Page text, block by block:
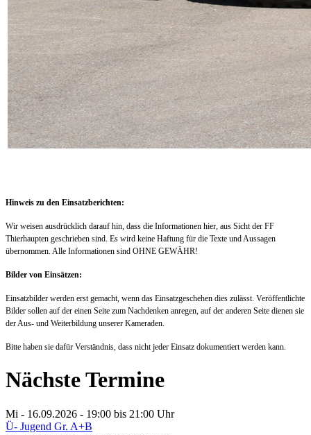
Hinweis zu den Einsatzberichten:
Wir weisen ausdrücklich darauf hin, dass die Informationen hier, aus Sicht der FF
Thierhaupten geschrieben sind. Es wird keine Haftung für die Texte und Aussagen
übernommen. Alle Informationen sind OHNE GEWÄHR!
Bilder von Einsätzen:
Einsatzbilder werden erst gemacht, wenn das Einsatzgeschehen dies zulässt. Veröffentlichte
Bilder sollen auf der einen Seite zum Nachdenken anregen, auf der anderen Seite dienen sie
der Aus- und Weiterbildung unserer Kameraden.
Bitte haben sie dafür Verständnis, dass nicht jeder Einsatz dokumentiert werden kann.
Nächste Termine
Mi - 16.09.2026 - 19:00 bis 21:00 Uhr
Ü- Jugend Gr. A+B